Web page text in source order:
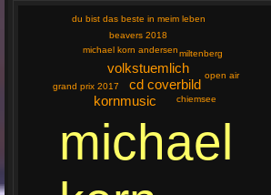
michael
kornmusic
cd coverbild
volkstuemlich
michael korn andersen
chiemsee
beavers 2018
grand prix 2017
miltenberg
du bist das beste in meim leben
open air